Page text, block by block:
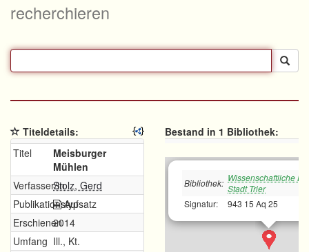
recherchieren
Titeldetails:
Titel
Meisburger
Mühlen
Verfasser/inStolz, Gerd
PublikationstypAufsatz
Erschienen2014
Umfang Ill., Kt.
Bestand in 1 Bibliothek:
Bibliothek: Wissenschaftliche
Stadt Trier
Signatur:
943 15 Aq 25